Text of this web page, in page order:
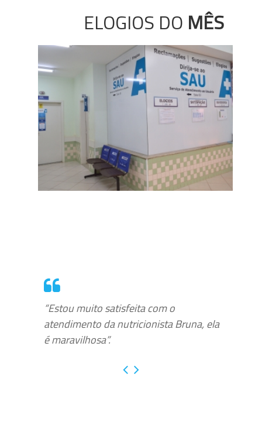
ELOGIOS DO MÊS
“Estou muito satisfeita com o
atendimento da nutricionista Bruna, ela
é maravilhosa”.